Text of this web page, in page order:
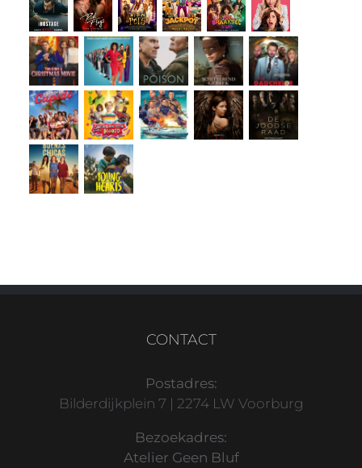
CONTACT
Postadres:
Bilderdijkplein 7 | 2274 LW Voorburg
Bezoekadres:
Atelier Geen Bluf